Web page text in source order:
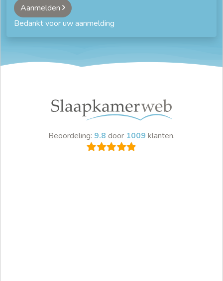
Aanmelden
Bedankt voor uw aanmelding
Beoordeling: 9.8 door 1009 klanten.